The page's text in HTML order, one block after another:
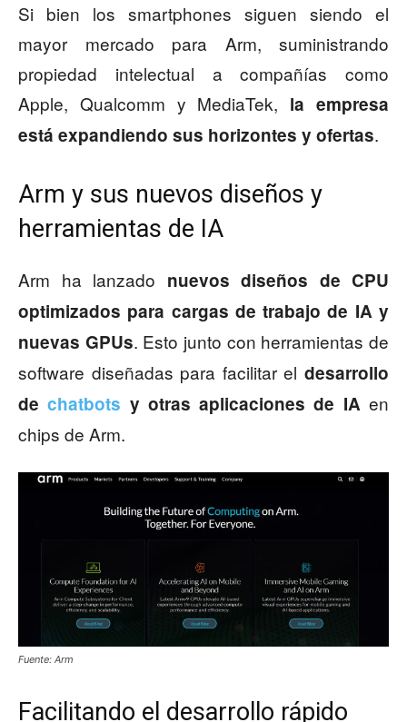
Si bien los smartphones siguen siendo el
mayor mercado para Arm, suministrando
propiedad intelectual a compañías como
Apple, Qualcomm y MediaTek, la empresa
está expandiendo sus horizontes y ofertas.
Arm y sus nuevos diseños y
herramientas de IA
Arm ha lanzado nuevos diseños de CPU
optimizados para cargas de trabajo de IA y
nuevas GPUs. Esto junto con herramientas de
software diseñadas para facilitar el desarrollo
dechatbots y otras aplicaciones de IA en
chips de Arm.
Fuente: Arm
Facilitando el desarrollo rápido